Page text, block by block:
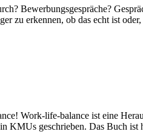
Bewerbungsgespräche?
zu erkennen, ob das echt ist
Work-life-balance ist eine
KMUs geschrieben. Das Buch